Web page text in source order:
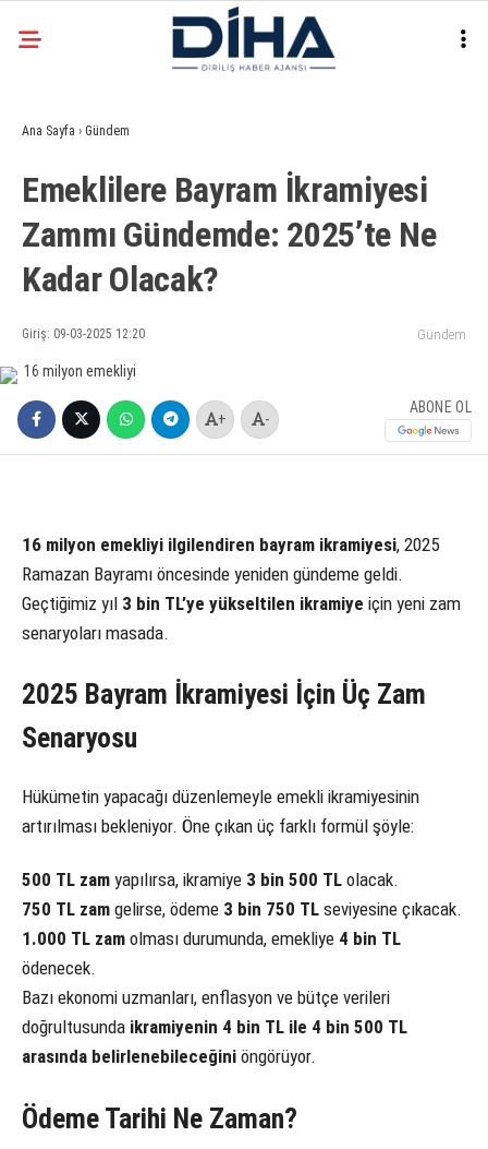
28.5°
ANKARA
EKONOMI
SIYASET
DÜNYA
Ana Sayfa › Gündem
Emeklilere Bayram İkramiyesi
Zammı Gündemde: 2025’te Ne
Kadar Olacak?
Giriş: 09-03-2025 12:20 Gündem
+ -
ABONE OL
16 milyon emekliyi ilgilendiren bayram ikramiyesi, 2025
Ramazan Bayramı öncesinde yeniden gündeme geldi.
Geçtiğimiz yıl 3 bin TL’ye yükseltilen ikramiye için yeni zam
senaryoları masada.
2025 Bayram İkramiyesi İçin Üç Zam
Senaryosu
Hükümetin yapacağı düzenlemeyle emekli ikramiyesinin
artırılması bekleniyor. Öne çıkan üç farklı formül şöyle:
500 TL zam yapılırsa, ikramiye 3 bin 500 TL olacak.
750 TL zam gelirse, ödeme 3 bin 750 TL seviyesine çıkacak.
1.000 TL zam olması durumunda, emekliye 4 bin TL
ödenecek.
Bazı ekonomi uzmanları, enflasyon ve bütçe verileri
doğrultusunda ikramiyenin 4 bin TL ile 4 bin 500 TL
arasında belirlenebileceğini öngörüyor.
Ödeme Tarihi Ne Zaman?